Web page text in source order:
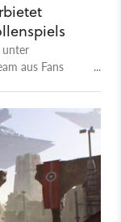
unter
aus Fans